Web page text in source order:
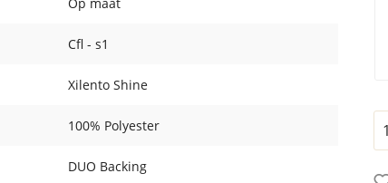
Cfl - s1
Xilento Shine
100% Polyester
DUO Backing